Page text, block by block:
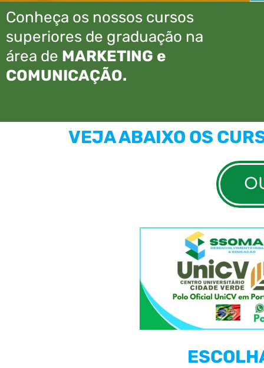
Conheça os nossos cursos
superiores de graduação na
área de MARKETING e
COMUNICAÇÃO.
VEJA ABAIXO OS